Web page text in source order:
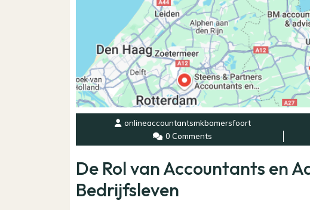
onlineaccountantsmkbamersfoort
0 Comments
De Rol van Accountants en
Bedrijfsleven